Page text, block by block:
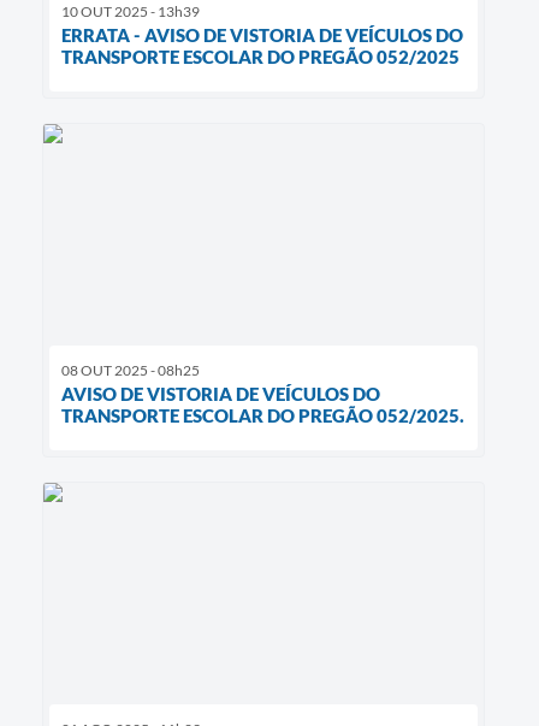
10 OUT 2025 - 13h39
ERRATA - AVISO DE VISTORIA DE VEÍCULOS DO
TRANSPORTE ESCOLAR DO PREGÃO 052/2025
08 OUT 2025 - 08h25
AVISO DE VISTORIA DE VEÍCULOS DO
TRANSPORTE ESCOLAR DO PREGÃO 052/2025.